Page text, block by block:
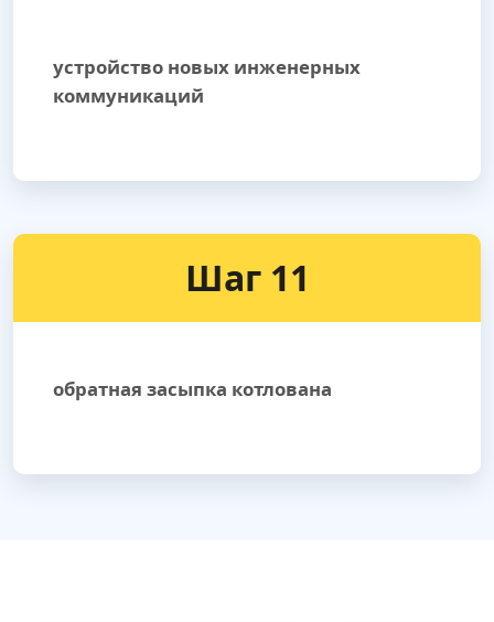
устройство новых инженерных
коммуникаций
Шаг 11
обратная засыпка котлована